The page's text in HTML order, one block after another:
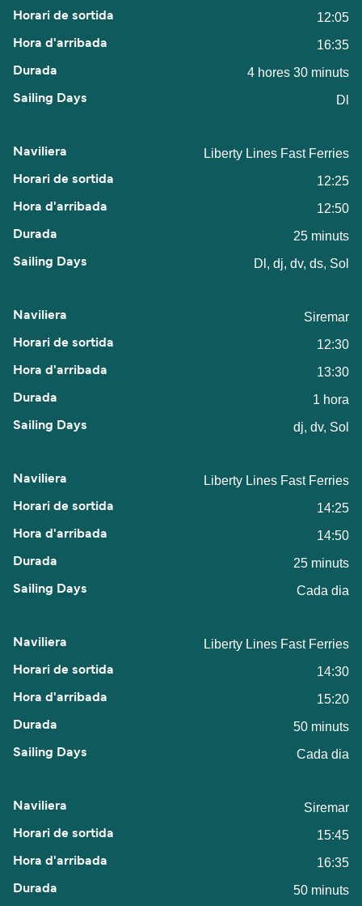
12:05
16:35
4 hores 30 minuts
Dl
Liberty Lines Fast Ferries
12:25
12:50
25 minuts
Dl, dj, dv, ds, Sol
Siremar
12:30
13:30
1 hora
dj, dv, Sol
Liberty Lines Fast Ferries
14:25
14:50
25 minuts
Cada dia
Liberty Lines Fast Ferries
14:30
15:20
50 minuts
Cada dia
Siremar
15:45
16:35
50 minuts